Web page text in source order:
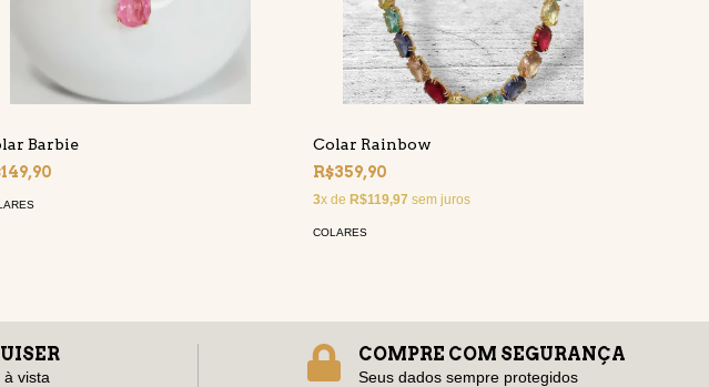
Barbie
Colar Rainbow
R$359,90
3x de R$119,97 sem juros
COLARES
vista
COMPRE COM SEGURANÇA
Seus dados sempre protegidos